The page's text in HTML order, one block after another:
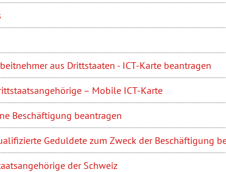
aus Drittstaaten - ICT-Karte beantragen
– Mobile ICT-Karte
Beschäftigung beantragen
Geduldete zum Zweck der Beschäftigung
der Schweiz